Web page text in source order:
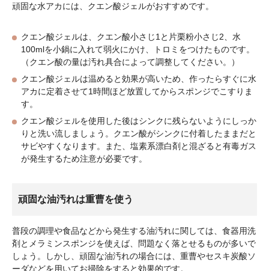
頑固な水アカには、クエン酸ジェルがおすすめです。
クエン酸ジェルは、クエン酸小さじ1と片栗粉小さじ2、水
100mlを小鍋に入れて弱火にかけ、トロミをつけたものです。
（クエン酸の量は汚れ具合によって調整してください。）
クエン酸ジェルは温めると効果が高いため、作ったらすぐに水
アカに定着させて1時間ほど放置してからスポンジでこすりま
す。
クエン酸ジェルを使用した後はシンクに残らないようにしっか
りと洗い流しましょう。クエン酸がシンクに付着したままだと
サビやすくなります。また、塩素系漂白剤と混ざると有毒ガス
が発生するため注意が必要です。
頑固な油汚れは重曹を使う
普段の調理や食品などから発生する油汚れに関しては、食器用洗
剤とメラミンスポンジを使えば、問題なく落とせるものが多いで
しょう。しかし、頑固な油汚れの場合には、重曹やセスキ炭酸ソ
ーダなどを用いてお掃除をすると効果的です。